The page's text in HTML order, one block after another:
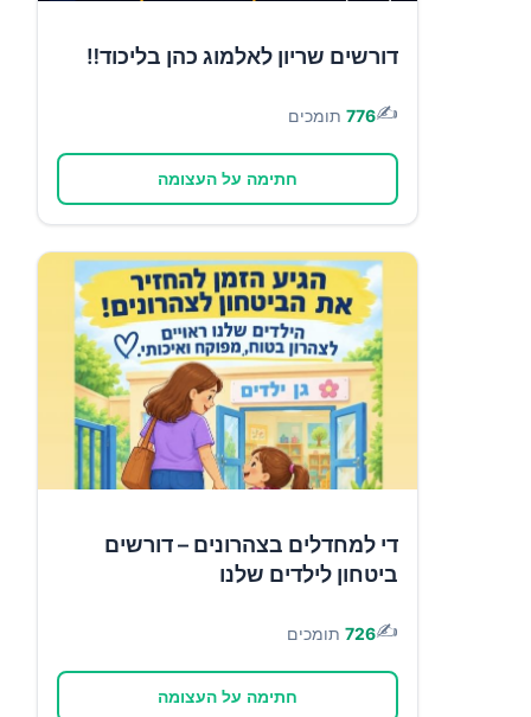
דורשים שריון לאלמוג כהן בליכוד‼️
✍️
776 תומכים
חתימה על העצומה
די למחדלים בצהרונים – דורשים
ביטחון לילדים שלנו
✍️
726 תומכים
חתימה על העצומה